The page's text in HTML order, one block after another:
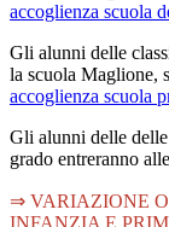
accoglienza scuola
Gli alunni delle
la scuola Maglione,
accoglienza scuola
Gli alunni delle
grado entreranno
⇒ VARIAZIONE